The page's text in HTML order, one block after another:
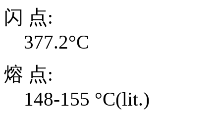
闪 点:
377.2°C
熔 点:
148-155 °C(lit.)